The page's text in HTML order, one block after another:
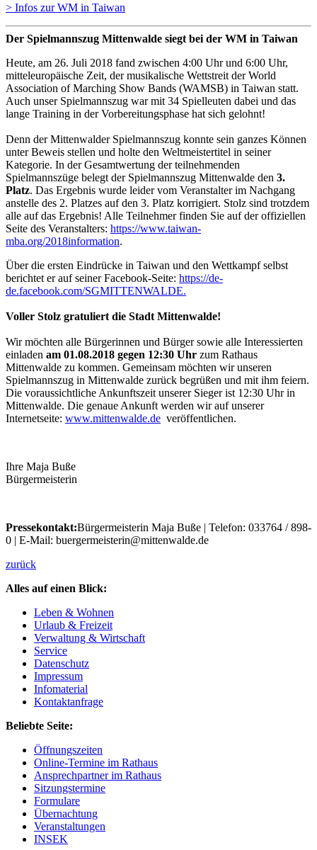
> Infos zur WM in Taiwan
Der Spielmannszug Mittenwalde siegt bei der WM in Taiwan
Heute, am 26. Juli 2018 fand zwischen 4:00 Uhr und 6:00 Uhr,
mitteleuropäische Zeit, der musikalische Wettstreit der World
Association of Marching Show Bands (WAMSB) in Taiwan statt.
Auch unser Spielmannszug war mit 34 Spielleuten dabei und das
lange Training in der Vorbereitungsphase hat sich gelohnt!
Denn der Mittenwalder Spielmannszug konnte sein ganzes Können
unter Beweis stellen und holte den Weltmeistertitel in seiner
Kategorie. In der Gesamtwertung der teilnehmenden
Spielmannszüge belegt der Spielmannszug Mittenwalde den 3.
Platz. Das Ergebnis wurde leider vom Veranstalter im Nachgang
anstelle des 2. Platzes auf den 3. Platz korrigiert. Stolz sind trotzdem
alle auf das Ergebnis! Alle Teilnehmer finden Sie auf der offiziellen
Seite des Veranstalters: https://www.taiwan-
mba.org/2018information.
Über die ersten Eindrücke in Taiwan und den Wettkampf selbst
berichtet er auf seiner Facebook-Seite: https://de-
de.facebook.com/SGMITTENWALDE.
Voller Stolz gratuliert die Stadt Mittenwalde!
Wir möchten alle Bürgerinnen und Bürger sowie alle Interessierten
einladen am 01.08.2018 gegen 12:30 Uhr zum Rathaus
Mittenwalde zu kommen. Gemeinsam möchten wir unseren
Spielmannszug in Mittenwalde zurück begrüßen und mit ihm feiern.
Die voraussichtliche Ankunftszeit unserer Sieger ist 12:30 Uhr in
Mittenwalde. Die genaue Ankunft werden wir auf unserer
Internetseite: www.mittenwalde.de veröffentlichen.
Ihre Maja Buße
Bürgermeisterin
Pressekontakt:Bürgermeisterin Maja Buße | Telefon: 033764 / 898-
0 | E-Mail: buergermeisterin@mittenwalde.de
zurück
Alles auf einen Blick:
Leben & Wohnen
Urlaub & Freizeit
Verwaltung & Wirtschaft
Service
Datenschutz
Impressum
Infomaterial
Kontaktanfrage
Beliebte Seite:
Öffnungszeiten
Online-Termine im Rathaus
Ansprechpartner im Rathaus
Sitzungstermine
Formulare
Übernachtung
Veranstaltungen
INSEK